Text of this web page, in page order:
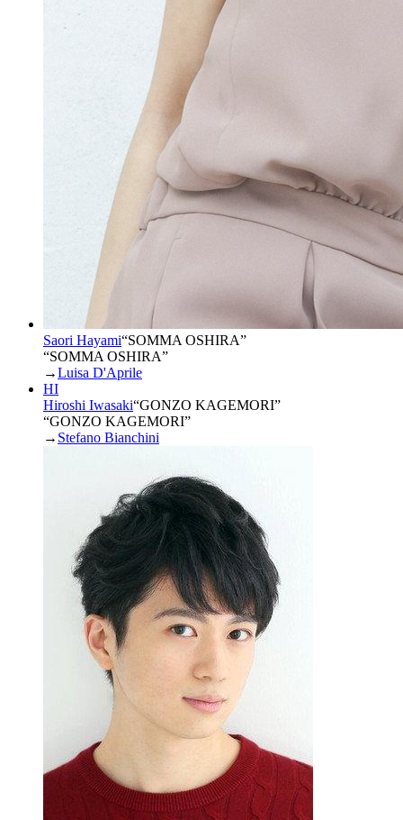
Saori Hayami“SOMMA OSHIRA”
“SOMMA OSHIRA”
→Luisa D'Aprile
HI
Hiroshi Iwasaki“GONZO KAGEMORI”
“GONZO KAGEMORI”
→ Stefano Bianchini